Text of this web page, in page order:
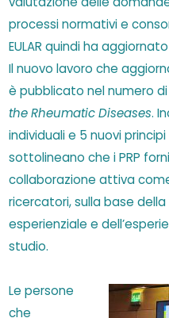
processi normativi e
EULAR quindi ha
Il nuovo lavoro che
è pubblicato nel numero
the Rheumatic Diseases.
individuali e 5 nuovi
sottolineano che i PRP
collaborazione attiva
ricercatori, sulla base
esperienziale e
studio.
Le persone
che